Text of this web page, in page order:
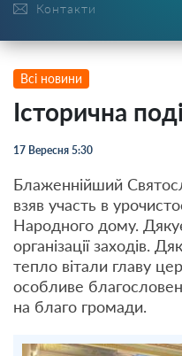
Контакти
Всі новини
Історична
17 Вересня 5:30
Блаженнійший
взяв участь в
Народного дому.
організації заходів.
тепло вітали главу
особливе
на благо громади.